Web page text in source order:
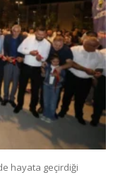
hayata geçirdiği